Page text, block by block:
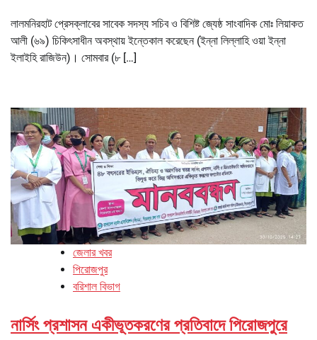
লালমনিরহাট প্রেসক্লাবের সাবেক সদস্য সচিব ও বিশিষ্ট জ্যেষ্ঠ সাংবাদিক মোঃ লিয়াকত
আলী (৬৯) চিকিৎসাধীন অবস্থায় ইন্তেকাল করেছেন (ইন্না লিল্লাহি ওয়া ইন্না
ইলাইহি রাজিউন)। সোমবার (৮ […]
জেলার খবর
পিরোজপুর
বরিশাল বিভাগ
নার্সিং প্রশাসন একীভূতকরণের প্রতিবাদে পিরোজপুরে